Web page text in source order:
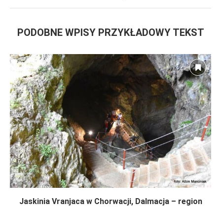
PODOBNE WPISY PRZYKŁADOWY TEKST
Jaskinia Vranjaca w Chorwacji, Dalmacja – region